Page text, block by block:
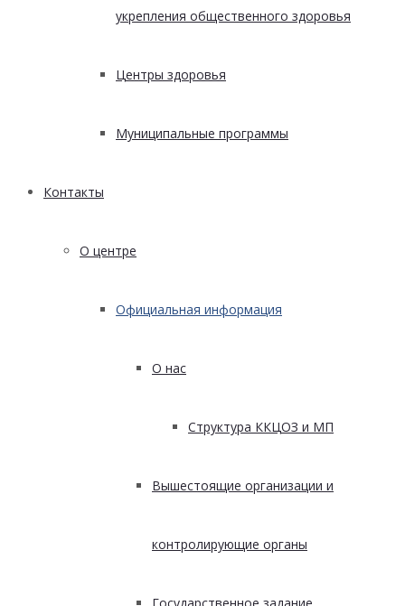
укрепления общественного здоровья
Центры здоровья
Муниципальные программы
Контакты
О центре
Официальная информация
О нас
Структура ККЦОЗ и МП
Вышестоящие организации и
контролирующие органы